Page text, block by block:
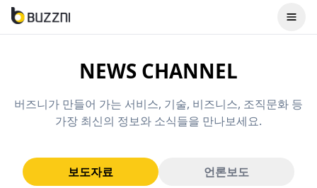
NEWS CHANNEL
버즈니가 만들어 가는 서비스, 기술, 비즈니스, 조직문화 등
가장 최신의 정보와 소식들을 만나보세요.
보도자료 언론보도